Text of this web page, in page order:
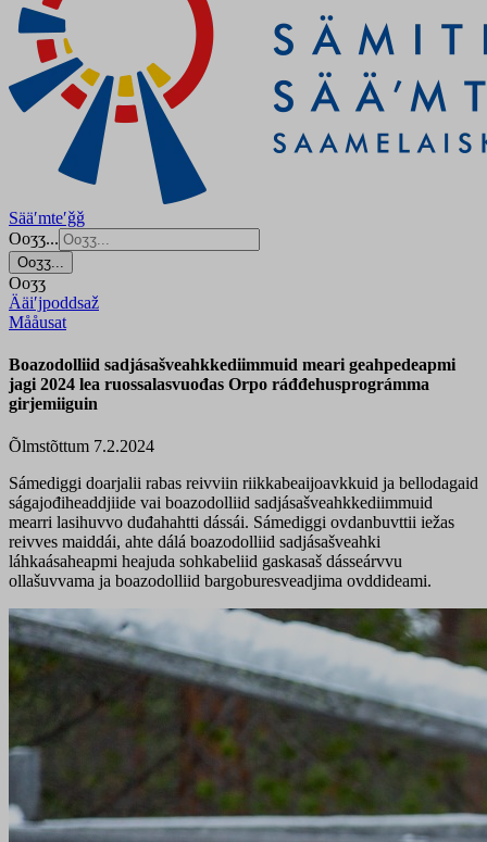
Sääʹmteʹǧǧ
Ooʒʒ...
Ooʒʒ...
Ooʒʒ
Ääiʹjpoddsaž
Mååusat
Boazodolliid sadjásašveahkkediimmuid meari geahpedeapmi
jagi 2024 lea ruossalasvuođas Orpo ráđđehusprográmma
girjemiiguin
Õlmstõttum 7.2.2024
Sámediggi doarjalii rabas reivviin riikkabeaijoavkkuid ja bellodagaid
ságajođiheaddjiide vai boazodolliid sadjásašveahkkediimmuid
mearri lasihuvvo duđahahtti dássái. Sámediggi ovdanbuvttii iežas
reivves maiddái, ahte dálá boazodolliid sadjásašveahki
láhkaásaheapmi heajuda sohkabeliid gaskasaš dásseárvvu
ollašuvvama ja boazodolliid bargoburesveadjima ovddideami.